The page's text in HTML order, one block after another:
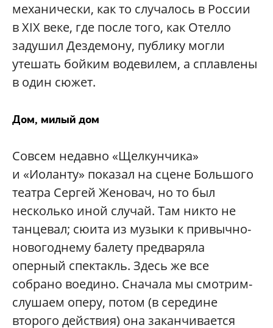
механически, как то случалось в России
в XIX веке, где после того, как Отелло
задушил Дездемону, публику могли
утешать бойким водевилем, а сплавлены
в один сюжет.
Дом, милый дом
Совсем недавно «Щелкунчика»
и «Иоланту» показал на сцене Большого
театра Сергей Женовач, но то был
несколько иной случай. Там никто не
танцевал; сюита из музыки к привычно-
новогоднему балету предваряла
оперный спектакль. Здесь же все
собрано воедино. Сначала мы смотрим-
слушаем оперу, потом (в середине
второго действия) она заканчивается